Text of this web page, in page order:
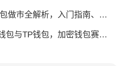
全解析，入门指南、实操流程与风险提示
TP钱包，加密钱包赛道的两大主流选择对比